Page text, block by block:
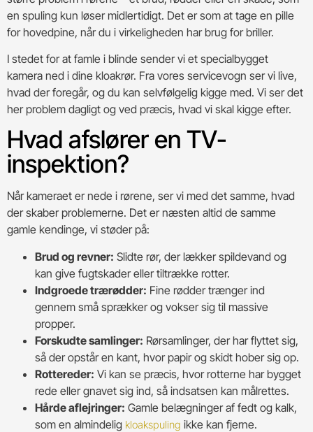
en spuling kun løser midlertidigt. Det er som at tage en pille
for hovedpine, når du i virkeligheden har brug for briller.
I stedet for at famle i blinde sender vi et specialbygget
kamera ned i dine kloakrør. Fra vores servicevogn ser vi live,
hvad der foregår, og du kan selvfølgelig kigge med. Vi ser det
her problem dagligt og ved præcis, hvad vi skal kigge efter.
Hvad afslører en TV-
inspektion?
Når kameraet er nede i rørene, ser vi med det samme, hvad
der skaber problemerne. Det er næsten altid de samme
gamle kendinge, vi støder på:
Brud og revner: Slidte rør, der lækker spildevand og
kan give fugtskader eller tiltrække rotter.
Indgroede trærødder: Fine rødder trænger ind
gennem små sprækker og vokser sig til massive
propper.
Forskudte samlinger: Rørsamlinger, der har flyttet sig,
så der opstår en kant, hvor papir og skidt hober sig op.
Rottereder: Vi kan se præcis, hvor rotterne har bygget
rede eller gnavet sig ind, så indsatsen kan målrettes.
Hårde aflejringer: Gamle belægninger af fedt og kalk,
som en almindelig kloakspuling ikke kan fjerne.